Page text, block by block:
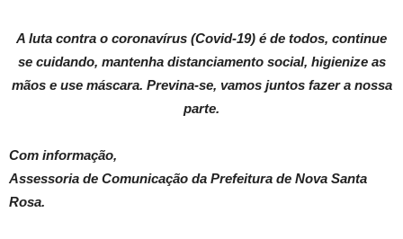
A luta contra o coronavírus (Covid-19) é de todos, continue
se cuidando, mantenha distanciamento social, higienize as
mãos e use máscara. Previna-se, vamos juntos fazer a nossa
parte.
Com informação,
Assessoria de Comunicação da Prefeitura de Nova Santa
Rosa.